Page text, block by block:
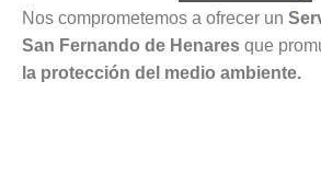
Nos comprometemos a ofrecer un
San Fernando de Henares que
la protección del medio ambiente.